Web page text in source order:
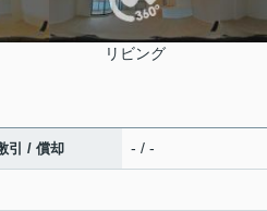
リビング
引 / 償却 - / -